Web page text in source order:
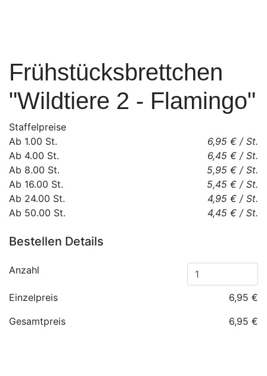
Frühstücksbrettchen
"Wildtiere 2 - Flamingo"
Staffelpreise
Ab 1.00 St. 6,95 € / St.
Ab 4.00 St. 6,45 € / St.
Ab 8.00 St. 5,95 € / St.
Ab 16.00 St. 5,45 € / St.
Ab 24.00 St. 4,95 € / St.
Ab 50.00 St. 4,45 € / St.
Bestellen Details
Anzahl
Einzelpreis
6,95 €
Gesamtpreis
6,95 €